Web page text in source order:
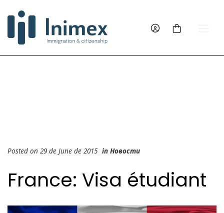
Posted on 29 de June de 2015 in Новости
France: Visa étudiant